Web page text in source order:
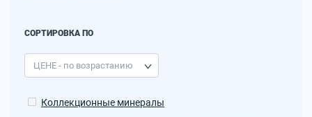
СОРТИРОВКА ПО
Коллекционные минералы